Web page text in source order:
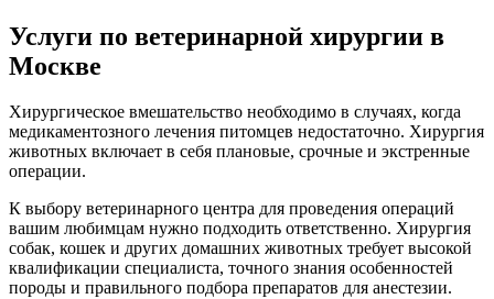
Услуги по ветеринарной хирургии в
Москве
Хирургическое вмешательство необходимо в случаях, когда
медикаментозного лечения питомцев недостаточно. Хирургия
животных включает в себя плановые, срочные и экстренные
операции.
К выбору ветеринарного центра для проведения операций
вашим любимцам нужно подходить ответственно. Хирургия
собак, кошек и других домашних животных требует высокой
квалификации специалиста, точного знания особенностей
породы и правильного подбора препаратов для анестезии.